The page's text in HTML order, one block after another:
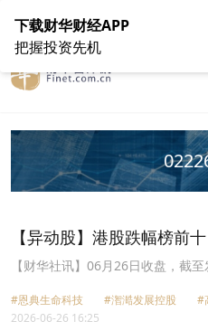
在线客服 关于我们
【异动股】港股跌幅榜前
(02112.HK)跌44.12%，潪
【财华社讯】06月26日收盘，截
24.32%、高科桥(09963.HK)跌幅
跌幅23.03%、温岭工量刃具
#恩典生命科技 #潪澔发展控股
#
2026-06-26 16:25
下载财华财经APP
把握投资先机